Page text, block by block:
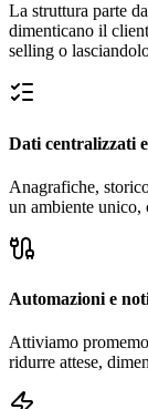
La struttura parte
dimenticano il
selling o
Dati centralizzati
Anagrafiche,
un ambiente unico,
Automazioni e
Attiviamo
ridurre attese,